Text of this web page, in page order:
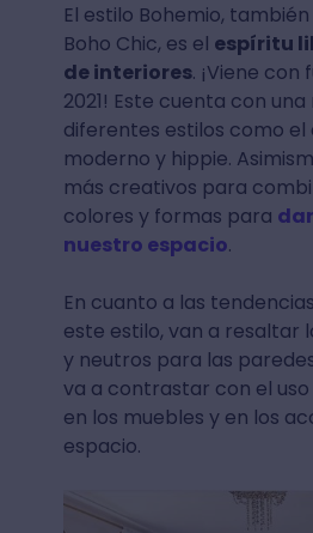
El estilo Bohemio,
Boho Chic, es el espíritu
de interiores. ¡Viene con
2021! Este cuenta con
diferentes estilos como el
moderno y hippie.
más creativos para
colores y formas para
nuestro espacio.
En cuanto a las
este estilo, van a resaltar
y neutros para las
va a contrastar con el
en los muebles y en los
espacio.